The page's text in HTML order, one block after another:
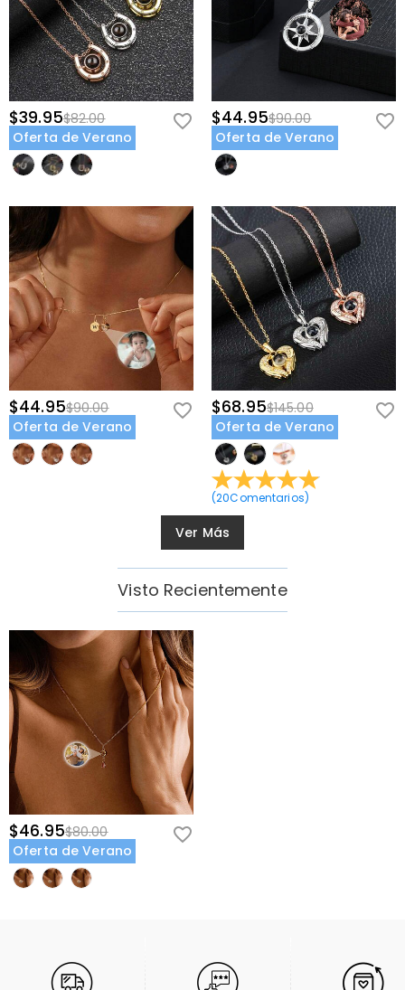
con un paño suave y seco para mantenerlo luminoso. Evita
químicos fuertes o exposición prolongada al agua. Guárdalo en un
lugar fresco y seco cuando no lo uses.
Celebra Tu Vínculo y Amor
Preserva un momento, celebra un vínculo y lleva el amor contigo
siempre. Sube tu foto, elige el color de tu piedra de nacimiento y
crea un collar personalizado que se convierta en un recuerdo
por años.
$39.95$82.00
Oferta de Verano
$44.95$90.00
Oferta de Verano
$44.95$90.00
Oferta de Verano
$68.95$145.00
Oferta de Verano
(20Comentarios)
Ver Más
Visto Recientemente
$46.95$80.00
Oferta de Verano